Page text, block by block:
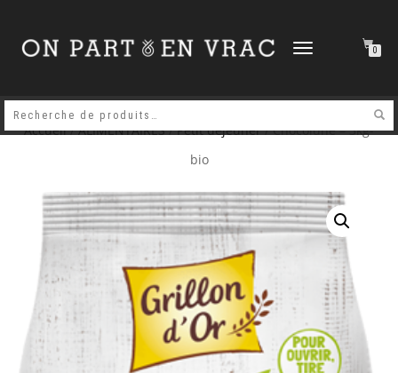
DÉPLIER
0
Accueil/ALIMENTAIRES/Petit déjeuner/ Chocolune – 3kg-
bio